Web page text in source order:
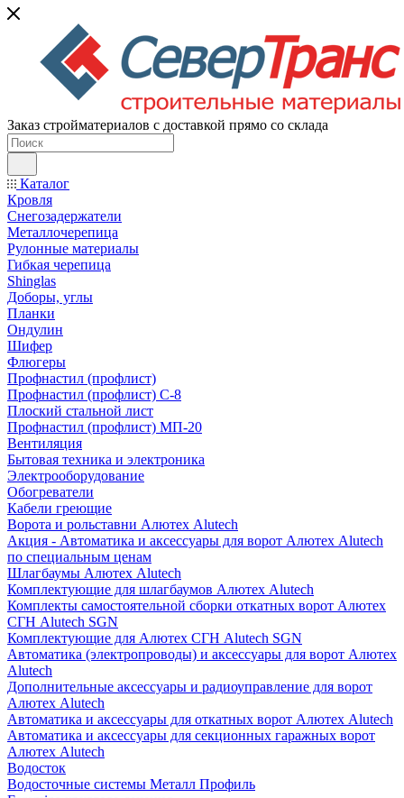
Заказ стройматериалов с доставкой прямо со склада
Каталог
Кровля
Снегозадержатели
Металлочерепица
Рулонные материалы
Гибкая черепица
Shinglas
Доборы, углы
Планки
Ондулин
Шифер
Флюгеры
Профнастил (профлист)
Профнастил (профлист) С-8
Плоский стальной лист
Профнастил (профлист) МП-20
Вентиляция
Бытовая техника и электроника
Электрооборудование
Обогреватели
Кабели греющие
Ворота и рольставни Алютех Alutech
Акция - Автоматика и аксессуары для ворот Алютех Alutech
по специальным ценам
Шлагбаумы Алютех Alutech
Комплектующие для шлагбаумов Алютех Alutech
Комплекты самостоятельной сборки откатных ворот Алютех
СГН Alutech SGN
Комплектующие для Алютех СГН Alutech SGN
Автоматика (электропроводы) и аксессуары для ворот Алютех
Alutech
Дополнительные аксессуары и радиоуправление для ворот
Алютех Alutech
Автоматика и аксессуары для откатных ворот Алютех Alutech
Автоматика и аксессуары для секционных гаражных ворот
Алютех Alutech
Водосток
Водосточные системы Металл Профиль